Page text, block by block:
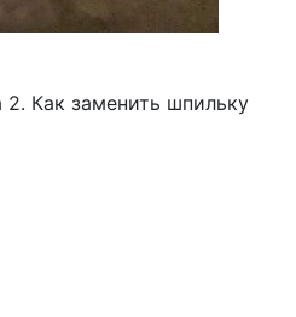
2. Как заменить шпильку